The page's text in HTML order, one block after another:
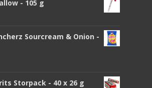
- 105 g
Sourcream & Onion -
Storpack - 40 x 26 g